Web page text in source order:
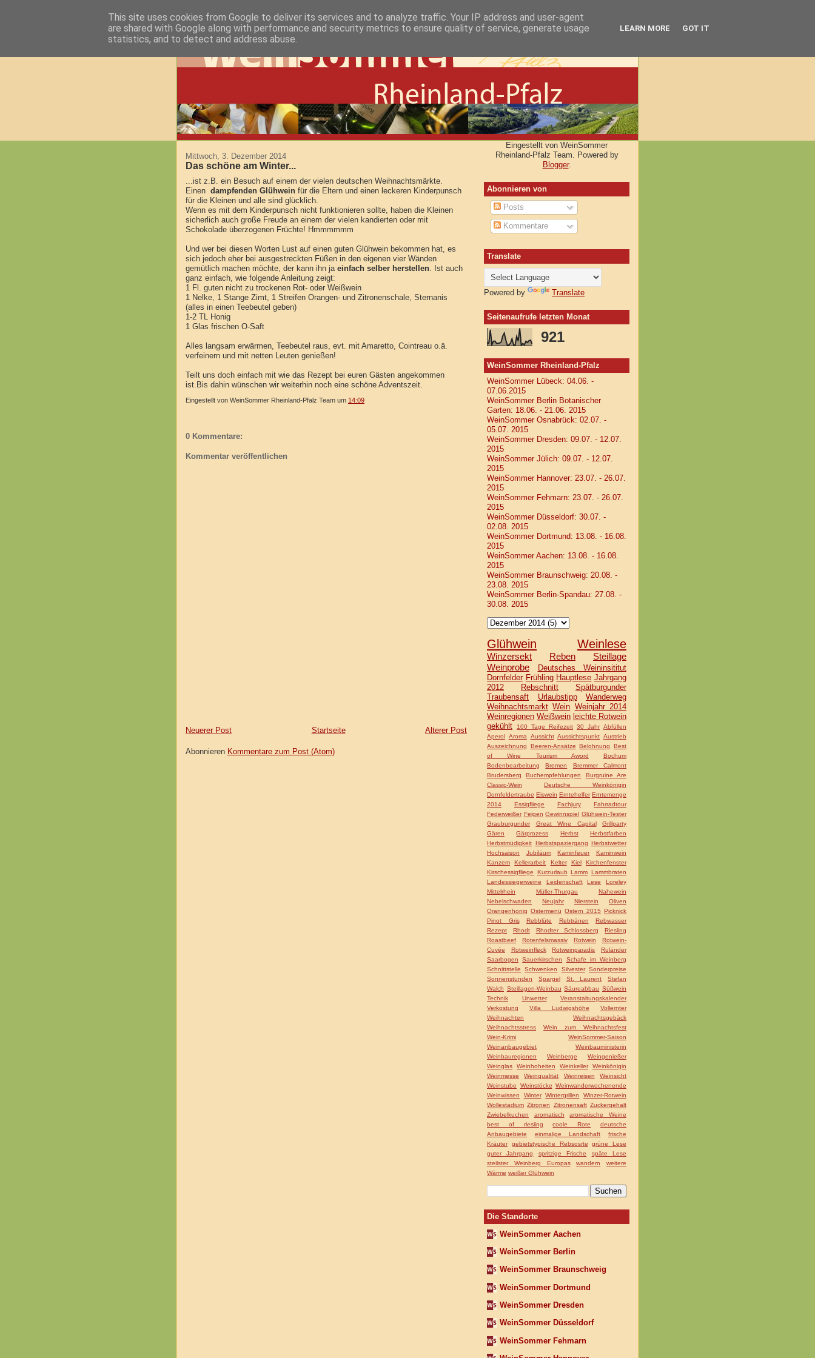
Mittwoch, 3. Dezember 2014
Das schöne am Winter...
...ist z.B. ein Besuch auf einem der vielen deutschen Weihnachtsmärkte.
Einen dampfenden Glühwein für die Eltern und einen leckeren Kinderpunsch
für die Kleinen und alle sind glücklich.
Wenn es mit dem Kinderpunsch nicht funktionieren sollte, haben die Kleinen
sicherlich auch große Freude an einem der vielen kandierten oder mit
Schokolade überzogenen Früchte! Hmmmmmm
Und wer bei diesen Worten Lust auf einen guten Glühwein bekommen hat, es
sich jedoch eher bei ausgestreckten Füßen in den eigenen vier Wänden
gemütlich machen möchte, der kann ihn jaeinfach selber herstellen. Ist auch
ganz einfach, wie folgende Anleitung zeigt:
1 Fl. guten nicht zu trockenen Rot- oder Weißwein
1 Nelke, 1 Stange Zimt, 1 Streifen Orangen- und Zitronenschale, Sternanis
(alles in einen Teebeutel geben)
1-2 TL Honig
1 Glas frischen O-Saft
Alles langsam erwärmen, Teebeutel raus, evt. mit Amaretto, Cointreau o.ä.
verfeinern und mit netten Leuten genießen!
Teilt uns doch einfach mit wie das Rezept bei euren Gästen angekommen
ist.Bis dahin wünschen wir weiterhin noch eine schöne Adventszeit.
Eingestellt von WeinSommer Rheinland-Pfalz Team um 14:09
0 Kommentare:
Kommentar veröffentlichen
Neuerer Post Älterer Post
Startseite
Abonnieren Kommentare zum Post (Atom)
Eingestellt von WeinSommer
Rheinland-Pfalz Team. Powered by
Blogger.
Abonnieren von
Posts
Kommentare
Translate
Powered by Translate
Seitenaufrufe letzten Monat
921
WeinSommer Rheinland-Pfalz
WeinSommer Lübeck: 04.06. -
07.06.2015
WeinSommer Berlin Botanischer
Garten: 18.06. - 21.06. 2015
WeinSommer Osnabrück: 02.07. -
05.07. 2015
WeinSommer Dresden: 09.07. - 12.07.
2015
WeinSommer Jülich: 09.07. - 12.07.
2015
WeinSommer Hannover: 23.07. - 26.07.
2015
WeinSommer Fehmarn: 23.07. - 26.07.
2015
WeinSommer Düsseldorf: 30.07. -
02.08. 2015
WeinSommer Dortmund: 13.08. - 16.08.
2015
WeinSommer Aachen: 13.08. - 16.08.
2015
WeinSommer Braunschweig: 20.08. -
23.08. 2015
WeinSommer Berlin-Spandau: 27.08. -
30.08. 2015
Glühwein Weinlese
Winzersekt Reben
Steillage
Weinprobe
Deutsches Weininsititut
Dornfelder Frühling Hauptlese Jahrgang
2012
Rebschnitt
Spätburgunder
Traubensaft
Urlaubstipp
Wanderweg
Weihnachtsmarkt Wein Weinjahr 2014
Weinregionen Weißwein leichte Rotwein
gekühlt
100 Tage Reifezeit 30 Jahr Abfüllen
Aperol Aroma Aussicht Aussichtspunkt Austrieb
Auszeichnung
Beeren-Ansätze Belohnung
Best
of Wine Tourism Aword
Bochum
Bodenbearbeitung
Bremen
Bremmer Calmont
Brudersberg
Buchempfehlungen
Burgruine Are
Classic-Wein
Deutsche Weinkönigin
Dornfeldertraube Eiswein Erntehelfer Erntemenge
2014
Essigfliege Fachjury
Fahrradtour
Federweißer Feigen Gewinnspiel Glühwein-Tester
Grauburgunder
Great Wine Capital
Grillparty
Gären
Gärprozess Herbst
Herbstfarben
Herbstmüdigkeit Herbstspaziergang Herbstwetter
Hochsaison
Jubiläum Kaminfeuer
Kaminwein
Kanzem
Kellerarbeit Kelter Kiel
Kirchenfenster
Kirschessigfliege
Kurzurlaub Lamm Lammbraten
Landessiegerweine
Leidenschaft Lese
Loreley
Mittelrhein
Müller-Thurgau
Nahewein
Nebelschwaden
Neujahr Nierstein
Oliven
Orangenhonig Ostermenü Ostern 2015 Picknick
Pinot Gris
Rebblüte Rebtränen
Rebwasser
Rezept
Rhodt Rhodter Schlossberg
Riesling
Roastbeef
Rotenfelsmassiv Rotwein
Rotwein-
Cuvée
Rotweinfleck Rotweinparadis
Ruländer
Saarbogen
Sauerkirschen
Schafe im Weinberg
Schnittstelle
Schwenken Silvester Sonderpreise
Sonnenstunden
Spargel St. Laurent
Stefan
Walch Steillagen-Weinbau Säureabbau Süßwein
Technik
Unwetter
Veranstaltungskalender
Verkostung
Villa Ludwigshöhe
Vollernter
Weihnachten
Weihnachtsgebäck
Weihnachtsstress
Wein zum Weihnachtsfest
Wein-Krimi
WeinSommer-Saison
Weinanbaugebiet
Weinbauministerin
Weinbauregionen
Weinberge
Weingenießer
Weinglas
Weinhoheiten Weinkeller
Weinkönigin
Weinmesse
Weinqualität Weinreisen
Weinsicht
Weinstube
Weinstöcke Weinwanderwochenende
Weinwissen
Winter Wintergrillen
Winzer-Rotwein
Wollestadium Zitronen Zitronensaft Zuckergehalt
Zwiebelkuchen
aromatisch
aromatische Weine
best of riesling
coole Rote
deutsche
Anbaugebiete
einmalige Landschaft
frische
Kräuter
gebietstypische Rebsosrte
grüne Lese
guter Jahrgang
spritzige Frische
späte Lese
steilster Weinberg Europas
wandern
weitere
Wärme weißer Glühwein
Die Standorte
WeinSommer Aachen
WeinSommer Berlin
WeinSommer Braunschweig
WeinSommer Dortmund
WeinSommer Dresden
WeinSommer Düsseldorf
WeinSommer Fehmarn
This site uses cookies from Google to deliver its services and to analyze traffic. Your IP address and user-agent
are shared with Google along with performance and security metrics to ensure quality of service, generate usage
statistics, and to detect and address abuse.
LEARN MORE GOT IT